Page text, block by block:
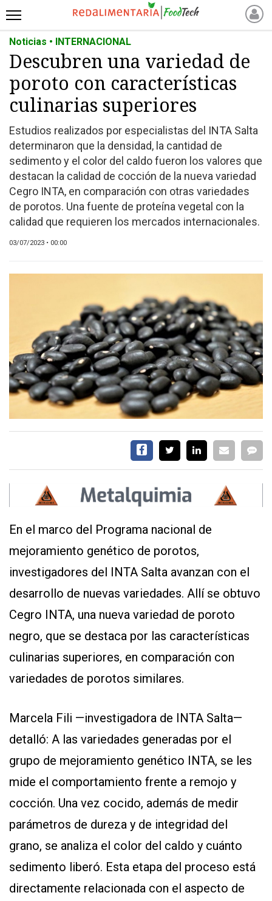
INICIO
NOTICIAS RECIENTES
NOTICIAS
PROTEÍNAS
ANIMAL FREE
FOODTECH
OTROS INGREDIENTES
QUIÉNES SOMOS
MARKETPLACE
DIRECTORIO
MEDIA KIT
SERVICIOS
CONTÁCTENOS
AYUDA
TÉRMINOS
PRIVACIDAD
Noticias • INTERNACIONAL
Descubren una variedad de
poroto con características
culinarias superiores
Estudios realizados por especialistas del INTA Salta
determinaron que la densidad, la cantidad de
sedimento y el color del caldo fueron los valores que
destacan la calidad de cocción de la nueva variedad
Cegro INTA, en comparación con otras variedades
de porotos. Una fuente de proteína vegetal con la
calidad que requieren los mercados internacionales.
03/07/2023 • 00:00
En el marco del Programa nacional de
mejoramiento genético de porotos,
investigadores del INTA Salta avanzan con el
desarrollo de nuevas variedades. Allí se obtuvo
Cegro INTA, una nueva variedad de poroto
negro, que se destaca por las características
culinarias superiores, en comparación con
variedades de porotos similares.
Marcela Fili —investigadora de INTA Salta—
detalló: A las variedades generadas por el
grupo de mejoramiento genético INTA, se les
mide el comportamiento frente a remojo y
cocción. Una vez cocido, además de medir
parámetros de dureza y de integridad del
grano, se analiza el color del caldo y cuánto
sedimento liberó. Esta etapa del proceso está
directamente relacionada con el aspecto de